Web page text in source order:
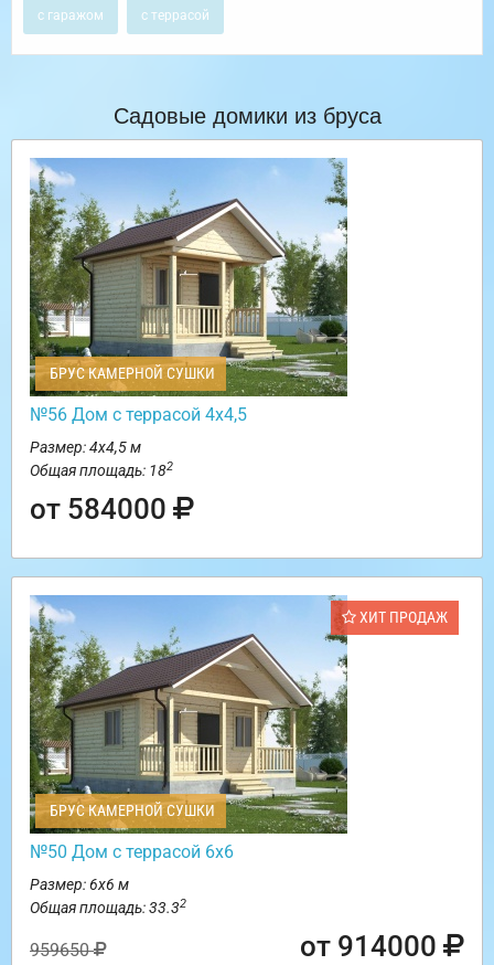
с гаражом с террасой
Садовые домики из бруса
БРУС КАМЕРНОЙ СУШКИ
№56 Дом с террасой 4х4,5
Размер: 4х4,5 м
Общая площадь: 182
от 584000
ХИТ ПРОДАЖ
БРУС КАМЕРНОЙ СУШКИ
№50 Дом с террасой 6х6
Размер: 6х6 м
Общая площадь: 33.32
959650 от 914000